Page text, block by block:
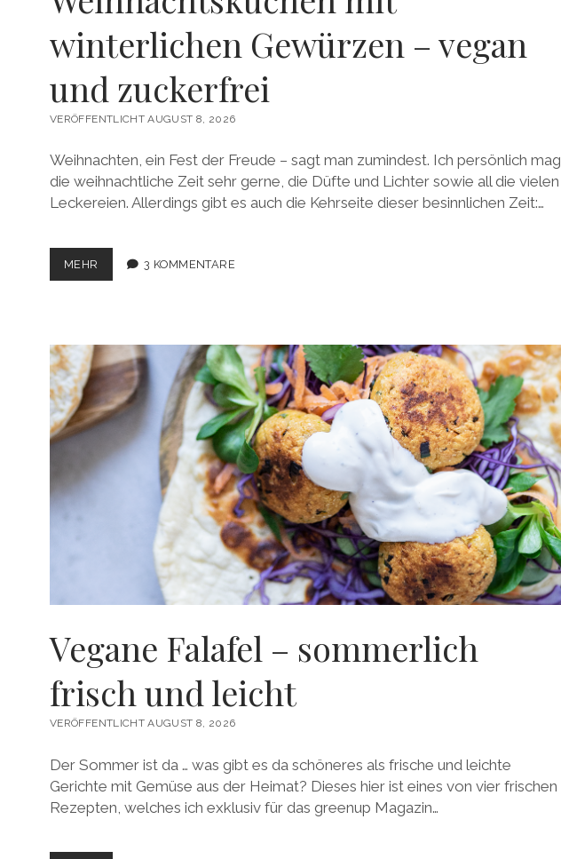
winterlichen Gewürzen – vegan
und zuckerfrei
VERÖFFENTLICHT AUGUST 8, 2026
Weihnachten, ein Fest der Freude – sagt man zumindest. Ich persönlich mag
die weihnachtliche Zeit sehr gerne, die Düfte und Lichter sowie all die vielen
Leckereien. Allerdings gibt es auch die Kehrseite dieser besinnlichen Zeit:…
MEHR WEIHNACHTSKUCHEN
MIT
VEGAN
UND
ZUCKERFREI
3 KOMMENTARE
Vegane Falafel – sommerlich
frisch und leicht
VERÖFFENTLICHT AUGUST 8, 2026
Der Sommer ist da … was gibt es da schöneres als frische und leichte
Gerichte mit Gemüse aus der Heimat? Dieses hier ist eines von vier frischen
Rezepten, welches ich exklusiv für das greenup Magazin…